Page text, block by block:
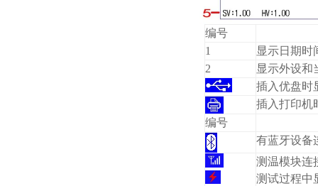
编号
1
显示日期时
2
显示外设和
插入优盘时
插入打印机
编号
有蓝牙设备
测温模块连
测试过程中